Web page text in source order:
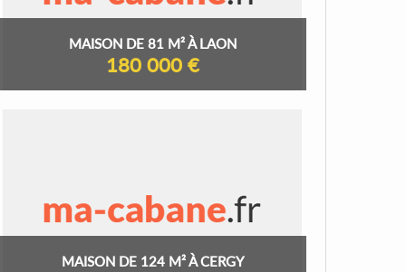
MAISON DE 81 M² À LAON
180 000 €
MAISON DE 124 M² À CERGY